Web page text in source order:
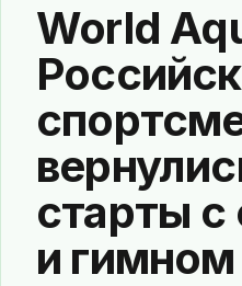
World
старты
и гимном